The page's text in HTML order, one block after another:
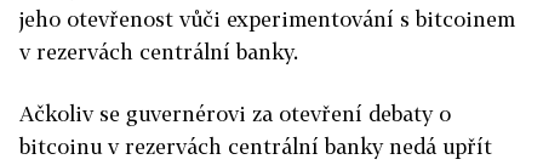
jeho otevřenost vůči experimentování s bitcoinem
v rezervách centrální banky.
Ačkoliv se guvernérovi za otevření debaty o
bitcoinu v rezervách centrální banky nedá upřít